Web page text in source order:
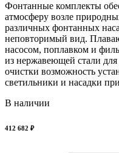
Фонтанные комплекты
атмосферу возле
различных фонтанных
неповторимый вид.
насосом, поплавком и
из нержавеющей стали
очистки возможность
светильники и насадки
В наличии
412 682 ₽